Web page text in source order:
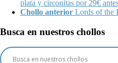
plata y circonitas por 29€
Chollo anterior Lords of the
Busca en nuestros chollos